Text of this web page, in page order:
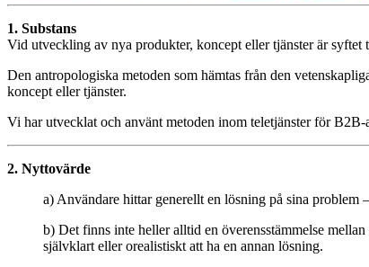
1. Substans
Vid utveckling av nya produkter, koncept eller tjänster är
Den antropologiska metoden som hämtas från den
koncept eller tjänster.
Vi har utvecklat och använt metoden inom teletjänster för B2B-
2. Nyttovärde
a) Användare hittar generellt en lösning på sina problem
b) Det finns inte heller alltid en överensstämmelse
självklart eller orealistiskt att ha en annan lösning.